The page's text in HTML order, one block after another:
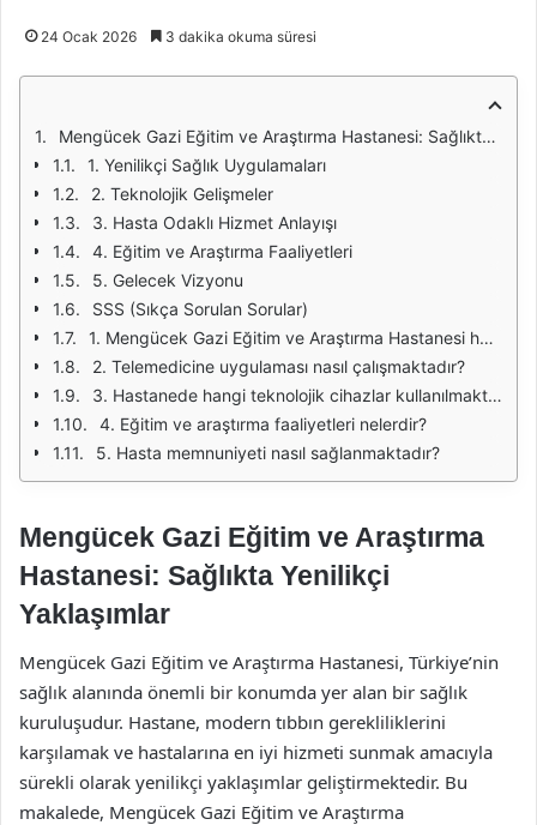
24 Ocak 2026 3 dakika okuma süresi
Mengücek Gazi Eğitim ve Araştırma Hastanesi: Sağlıkta Yenilikçi Yaklaşımlar
1. Yenilikçi Sağlık Uygulamaları
2. Teknolojik Gelişmeler
3. Hasta Odaklı Hizmet Anlayışı
4. Eğitim ve Araştırma Faaliyetleri
5. Gelecek Vizyonu
SSS (Sıkça Sorulan Sorular)
1. Mengücek Gazi Eğitim ve Araştırma Hastanesi hangi hizmetleri sunmaktadır?
2. Telemedicine uygulaması nasıl çalışmaktadır?
3. Hastanede hangi teknolojik cihazlar kullanılmaktadır?
4. Eğitim ve araştırma faaliyetleri nelerdir?
5. Hasta memnuniyeti nasıl sağlanmaktadır?
Mengücek Gazi Eğitim ve Araştırma
Hastanesi: Sağlıkta Yenilikçi
Yaklaşımlar
Mengücek Gazi Eğitim ve Araştırma Hastanesi, Türkiye’nin
sağlık alanında önemli bir konumda yer alan bir sağlık
kuruluşudur. Hastane, modern tıbbın gerekliliklerini
karşılamak ve hastalarına en iyi hizmeti sunmak amacıyla
sürekli olarak yenilikçi yaklaşımlar geliştirmektedir. Bu
makalede, Mengücek Gazi Eğitim ve Araştırma